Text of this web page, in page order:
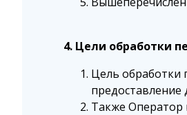
4. Цели обработки
Цель обработки
Также Оператор